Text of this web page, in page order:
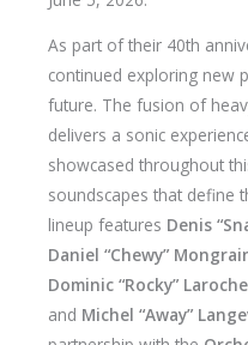
As part of their 40th
continued exploring new
future. The fusion of
delivers a sonic
showcased throughout
soundscapes that define
lineup features Denis
Daniel “Chewy”
Dominic “Rocky” Laroche
and Michel “Away”